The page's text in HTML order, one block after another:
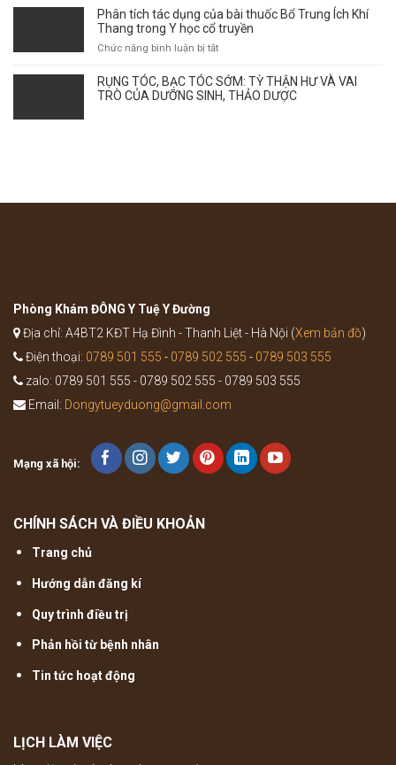
điểm
giao
mùa
ảnh
tới
sự
nào?
Phân tích tác dụng của bài thuốc Bổ Trung Ích Khí
Thang trong Y học cổ truyền
Chức năng bình luận bị tắtở
tích
tác
RỤNG TÓC, BẠC TÓC SỚM: TỲ THẬN HƯ VÀ VAI
TRÒ CỦA DƯỠNG SINH, THẢO DƯỢC
Phòng Khám ĐÔNG Y Tuệ Y Đường
Địa chỉ: A4BT2 KĐT Hạ Đình - Thanh Liệt - Hà Nội (Xem bản đồ)
Điện thoại: 0789 501 555 - 0789 502 555 - 0789 503 555
zalo: 0789 501 555 - 0789 502 555 - 0789 503 555
Email: Dongytueyduong@gmail.com
Mạng xã hội:
CHÍNH SÁCH VÀ ĐIỀU KHOẢN
Trang chủ
Hướng dẫn đăng kí
Quy trình điều trị
Phản hồi từ bệnh nhân
Tin tức hoạt động
LỊCH LÀM VIỆC